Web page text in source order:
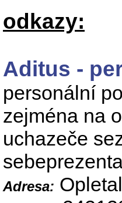
odkazy:
Aditus -
personální
zejména na
uchazeče
Adresa: